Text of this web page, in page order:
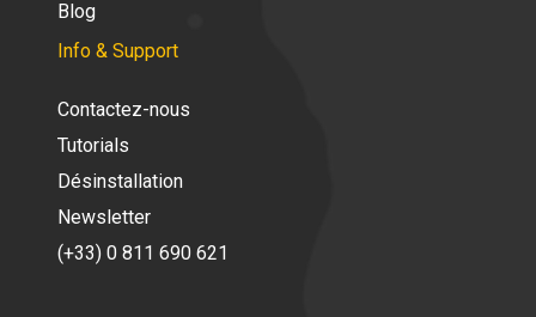
Blog
Info & Support
Contactez-nous
Tutorials
Désinstallation
Newsletter
(+33) 0 811 690 621